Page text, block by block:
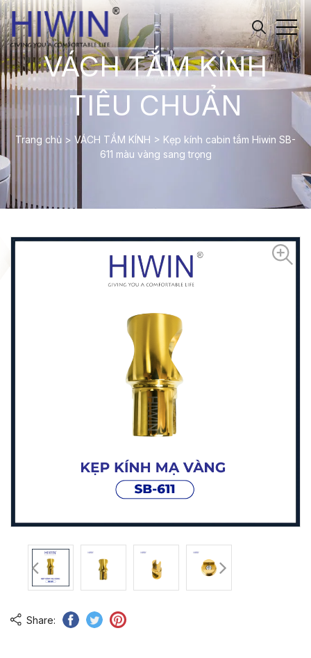
VÁCH TẮM KÍNH
TIÊU CHUẨN
Trang chủ > VÁCH TẮM KÍNH > Kẹp kính cabin tắm Hiwin SB-
611 màu vàng sang trọng
Share: